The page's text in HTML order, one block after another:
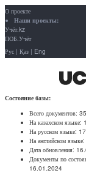
О проекте
Наши проекты:
Учёт.kz
ПОБ.Учёт
Рус | Қаз | Eng
Состояние базы:
Всего документов:
На казахском языке:
На русском языке:
На английском языке:
Дата обновления:
Документы по
16.01.2024